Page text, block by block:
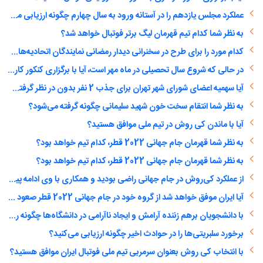
عملکرد مجلس یازدهم را در آستانه ورود به سال چهارم چگونه ارزیابی می‌کنید؟
به نظر شما کدام تیم قهرمان لیگ برتر فوتبال خواهد شد؟
کدام مورد را برای طرح در سخنرانی دیدار رمضانی نمایندگان اتحادیه‌های دانشجویی مناسب‌تر می‌دانید؟ (انتخاب چند گزینه ممکن است)
در حالی که شروع سال تحصیلی در ماه مهر است، آیا با برگزاری کنکور کارشناسی ارشد و دکتری در اسفند ماه موافق هستید؟
آیا سهمیه اعضای شورای شهر تهران برای جذب 2 نفر بدون در نظر گرفتن مدرک و سابقه کار همانند یک دختر دهه هشتادی را درست می‌دانید؟
به نظر شما انتقام سخت خون شهید سلیمانی چگونه گرفته می‌شود؟
آیا با ماندن کی روش در تیم ملی موافق هستید؟
به نظر شما قهرمان جام جهانی 2022 قطر، کدام تیم خواهد بود؟
به نظر شما قهرمان جام جهانی 2022 قطر، کدام تیم خواهد بود؟
از عملکرد کی‌روش در جام جهانی راضی بودید و همکاری با وی ادامه پیدا کند؟
آیا ایران موفق خواهد شد از گروه خود در جام جهانی 2022 قطر صعود کند؟
با دانشجویان برهم زننده آرامش و ایجاد ناآرامی در دانشگاه‌ها چگونه رفتار شود؟
برخورد سلبریتی‌ها را در حوادث اخیر چگونه ارزیابی می‌کنید؟
با انتخاب کی روش بعنوان سرمربی تیم ملی فوتبال ایران موافق هستید؟